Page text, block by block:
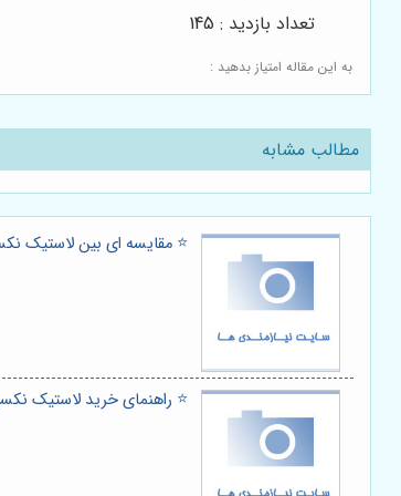
به این مقاله امتیاز بدهید :
تعداد بازدید : 145
مطالب مشابه
⭐️ مقایسه ای بین لاستیک
⭐️ راهنمای خرید لاستیک